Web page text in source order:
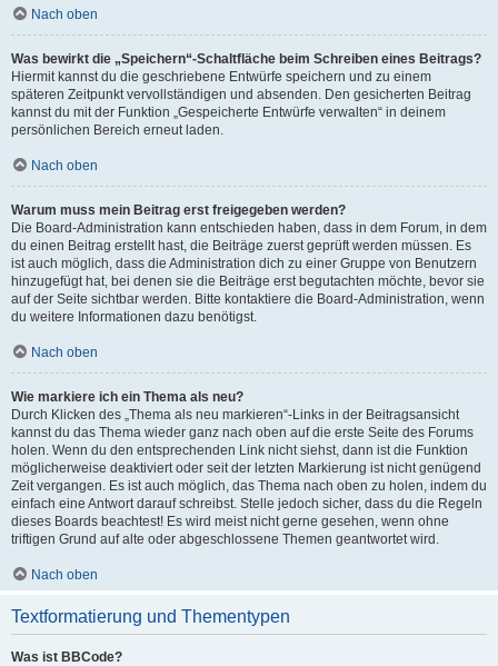
Nach oben
Was bewirkt die „Speichern“-Schaltfläche beim Schreiben eines Beitrags?
Hiermit kannst du die geschriebene Entwürfe speichern und zu einem
späteren Zeitpunkt vervollständigen und absenden. Den gesicherten Beitrag
kannst du mit der Funktion „Gespeicherte Entwürfe verwalten“ in deinem
persönlichen Bereich erneut laden.
Nach oben
Warum muss mein Beitrag erst freigegeben werden?
Die Board-Administration kann entschieden haben, dass in dem Forum, in dem
du einen Beitrag erstellt hast, die Beiträge zuerst geprüft werden müssen. Es
ist auch möglich, dass die Administration dich zu einer Gruppe von Benutzern
hinzugefügt hat, bei denen sie die Beiträge erst begutachten möchte, bevor sie
auf der Seite sichtbar werden. Bitte kontaktiere die Board-Administration, wenn
du weitere Informationen dazu benötigst.
Nach oben
Wie markiere ich ein Thema als neu?
Durch Klicken des „Thema als neu markieren“-Links in der Beitragsansicht
kannst du das Thema wieder ganz nach oben auf die erste Seite des Forums
holen. Wenn du den entsprechenden Link nicht siehst, dann ist die Funktion
möglicherweise deaktiviert oder seit der letzten Markierung ist nicht genügend
Zeit vergangen. Es ist auch möglich, das Thema nach oben zu holen, indem du
einfach eine Antwort darauf schreibst. Stelle jedoch sicher, dass du die Regeln
dieses Boards beachtest! Es wird meist nicht gerne gesehen, wenn ohne
triftigen Grund auf alte oder abgeschlossene Themen geantwortet wird.
Nach oben
Textformatierung und Thementypen
Was ist BBCode?